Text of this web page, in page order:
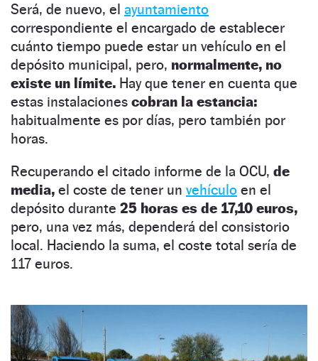
Será, de nuevo, el ayuntamiento
correspondiente el encargado de establecer
cuánto tiempo puede estar un vehículo en el
depósito municipal, pero, normalmente, no
existe un límite. Hay que tener en cuenta que
estas instalaciones cobran la estancia:
habitualmente es por días, pero también por
horas.
Recuperando el citado informe de la OCU, de
media, el coste de tener un vehículo en el
depósito durante 25 horas es de 17,10 euros,
pero, una vez más, dependerá del consistorio
local. Haciendo la suma, el coste total sería de
117 euros.